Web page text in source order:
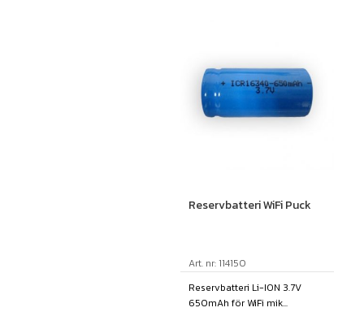
Reservbatteri WiFi Puck
Art. nr: 114150
Reservbatteri Li-ION 3.7V
650mAh för WiFi mik...